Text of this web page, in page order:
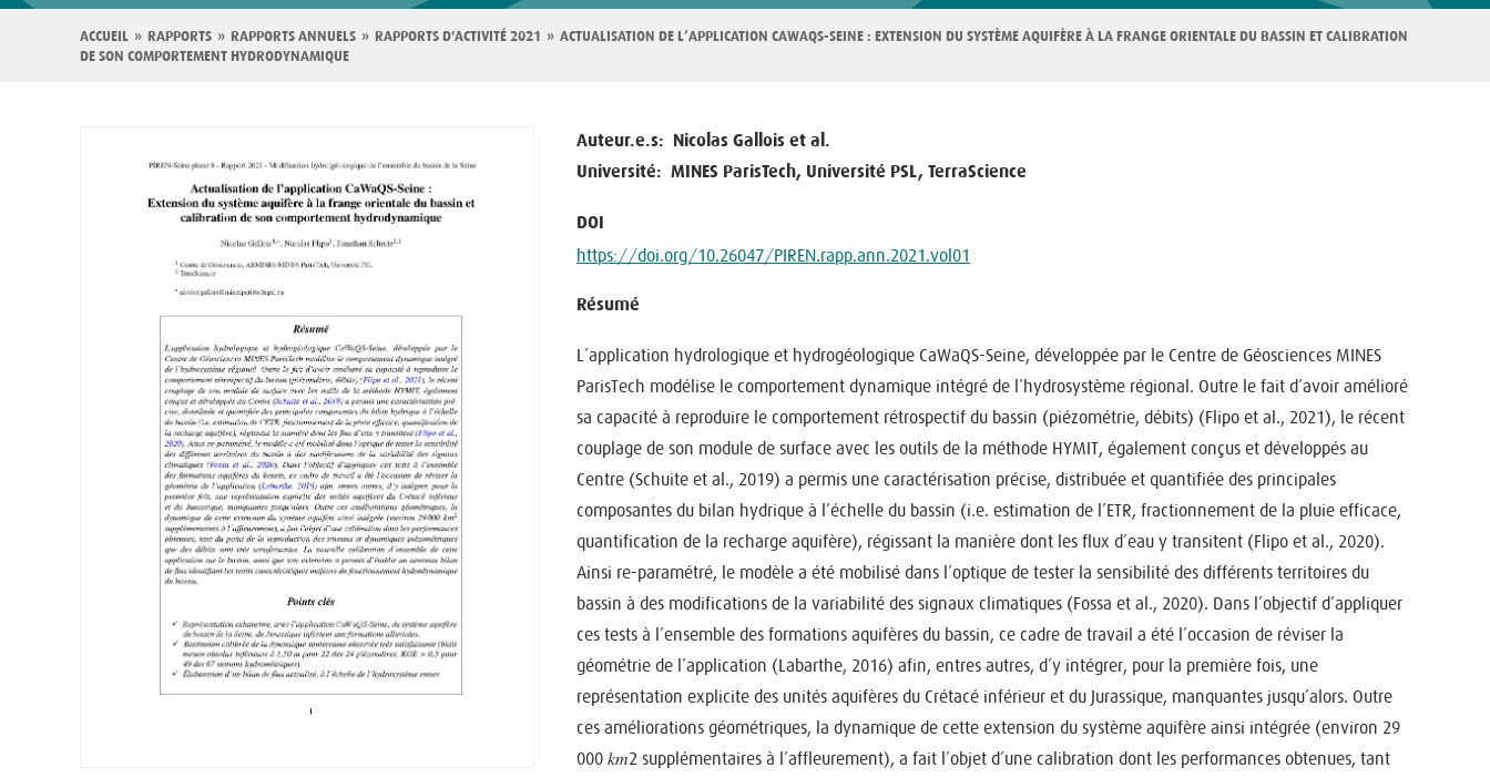
Fil
ACCUEIL RAPPORTS RAPPORTS ANNUELS RAPPORTS D'ACTIVITÉ 2021
ACTUALISATION DE L’APPLICATION CAWAQS-SEINE : EXTENSION DU SYSTÈME AQUIFÈRE À LA FRANGE ORIENTALE DU BASSIN ET CALIBRATION
DE SON COMPORTEMENT HYDRODYNAMIQUE
Auteur.e.s
Nicolas Gallois et al.
Université
MINES ParisTech, Université PSL, TerraScience
DOI
https://doi.org/10.26047/PIREN.rapp.ann.2021.vol01
Résumé
L’application hydrologique et hydrogéologique CaWaQS-Seine, développée par le Centre de Géosciences MINES
ParisTech modélise le comportement dynamique intégré de l’hydrosystème régional. Outre le fait d’avoir amélioré
sa capacité à reproduire le comportement rétrospectif du bassin (piézométrie, débits) (Flipo et al., 2021), le récent
couplage de son module de surface avec les outils de la méthode HYMIT, également conçus et développés au
Centre (Schuite et al., 2019) a permis une caractérisation précise, distribuée et quantifiée des principales
composantes du bilan hydrique à l’échelle du bassin (i.e. estimation de l’ETR, fractionnement de la pluie efficace,
quantification de la recharge aquifère), régissant la manière dont les flux d’eau y transitent (Flipo et al., 2020).
Ainsi re-paramétré, le modèle a été mobilisé dans l’optique de tester la sensibilité des différents territoires du
bassin à des modifications de la variabilité des signaux climatiques (Fossa et al., 2020). Dans l’objectif d’appliquer
ces tests à l’ensemble des formations aquifères du bassin, ce cadre de travail a été l’occasion de réviser la
géométrie de l’application (Labarthe, 2016) afin, entres autres, d’y intégrer, pour la première fois, une
représentation explicite des unités aquifères du Crétacé inférieur et du Jurassique, manquantes jusqu’alors. Outre
ces améliorations géométriques, la dynamique de cette extension du système aquifère ainsi intégrée (environ 29
000 𝑘𝑚2 supplémentaires à l’affleurement), a fait l’objet d’une calibration dont les performances obtenues, tant